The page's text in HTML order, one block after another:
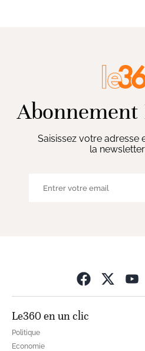
Saisissez votre adresse
la
Le360 en un clic
Politique
Economie